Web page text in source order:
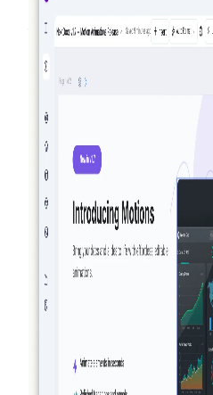
方にクレジットが付与され
— 月間最大50ドル。公開の
び Ultra 向けのプレミアムモ
の振り返りも追加。
真のエージェント性を
とプレゼンテーション
る方法
NextDocs はもはや単に生成
ありません。v1.8 では、AI
を視覚的に確認し、結果を
します。これを実現できる
テーションツールはありま
続きを読む